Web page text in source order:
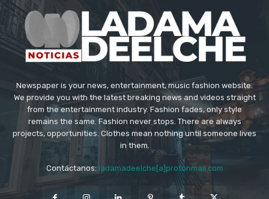
Newspaper is your news, entertainment, music fashion website.
We provide you with the latest breaking news and videos straight
from the entertainment industry. Fashion fades, only style
remains the same. Fashion never stops. There are always
projects, opportunities. Clothes mean nothing until someone lives
in them.
Contáctanos: ladamadeelche[a]protonmail.com